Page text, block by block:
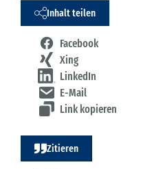
Inhalt teilen
Facebook
Xing
LinkedIn
E-Mail
Link kopieren
Zitieren